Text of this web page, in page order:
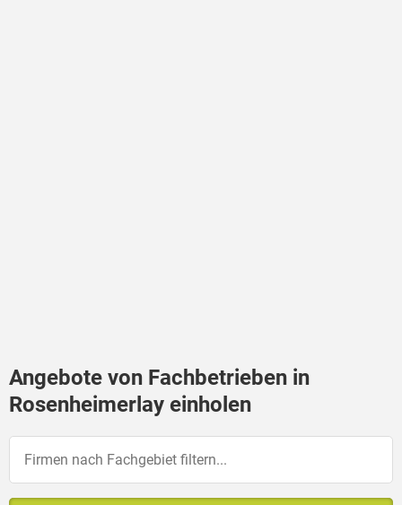
Angebote von Fachbetrieben in
Rosenheimerlay einholen